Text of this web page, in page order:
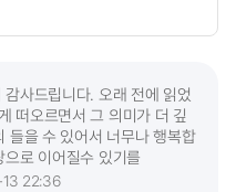
사드립니다. 오래 전에 읽었
떠오르면서 그 의미가 더 깊
들을 수 있어서 너무나 행복합
로 이어질수 있기를
22:36